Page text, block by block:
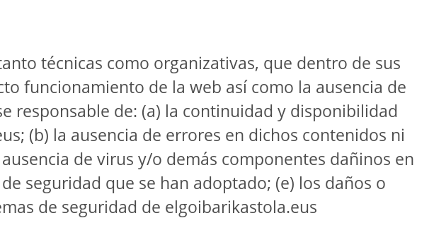
técnicas como organizativas, que dentro de sus
funcionamiento de la web así como la ausencia de
responsable de: (a) la continuidad y disponibilidad
(b) la ausencia de errores en dichos contenidos ni
de virus y/o demás componentes dañinos en
seguridad que se han adoptado; (e) los daños o
de seguridad de elgoibarikastola.eus